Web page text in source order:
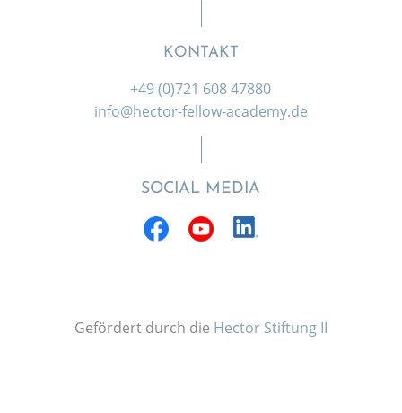
KONTAKT
+49 (0)721 608 47880
info@hector-fellow-academy.de
SOCIAL MEDIA
Gefördert durch die Hector Stiftung II